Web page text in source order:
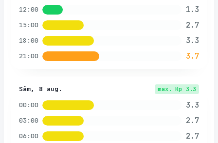
12:00 1.3
15:00 2.7
18:00 3.3
21:00 3.7
Sâm, 8 aug. max. Kp 3.3
00:00 3.3
03:00 2.7
06:00 2.7